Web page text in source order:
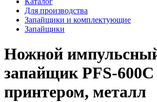
Для производства
Запайщики и комплектующие
Запайщики
Ножной
запайщик PFS-600C
принтером, металл